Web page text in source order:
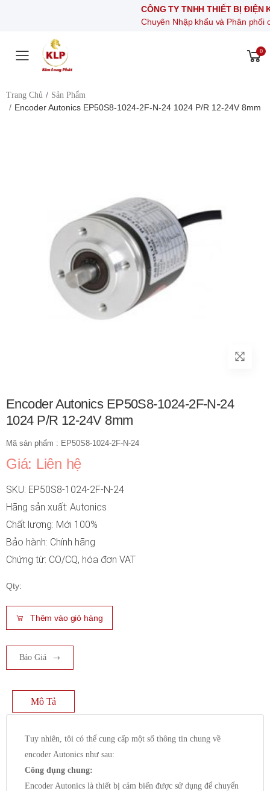
CÔNG TY TNHH THIẾT BỊ
Chuyên Nhập khẩu và Phân
Toggle mobile menu
0
Trang Chủ Sản Phẩm
Encoder Autonics EP50S8-1024-2F-N-24 1024 P/R 12-24V 8mm
Encoder Autonics EP50S8-1024-2F-N-24
1024 P/R 12-24V 8mm
Mã sản phẩm : EP50S8-1024-2F-N-24
Giá: Liên hệ
SKU: EP50S8-1024-2F-N-24
Hãng sản xuất: Autonics
Chất lượng: Mới 100%
Bảo hành: Chính hãng
Chứng từ: CO/CQ, hóa đơn VAT
Qty:
Thêm vào giỏ hàng
Báo Giá
Mô Tả
Tuy nhiên, tôi có thể cung cấp một số thông tin chung về
encoder Autonics như sau:
Công dụng chung:
Encoder Autonics là thiết bị cảm biến được sử dụng để chuyển